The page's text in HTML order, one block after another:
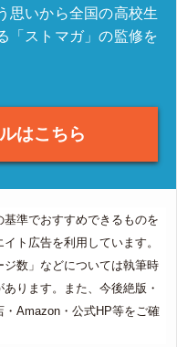
思いから全国の高校生
「ストマガ」の監修を
はこちら
準でおすすめできるものを
ト広告を利用しています。
数」などについては執筆時
ります。また、今後絶版・
Amazon・公式HP等をご確